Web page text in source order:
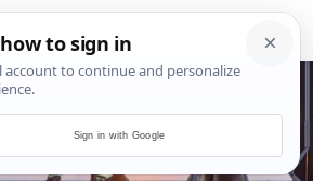
Sign in with Google